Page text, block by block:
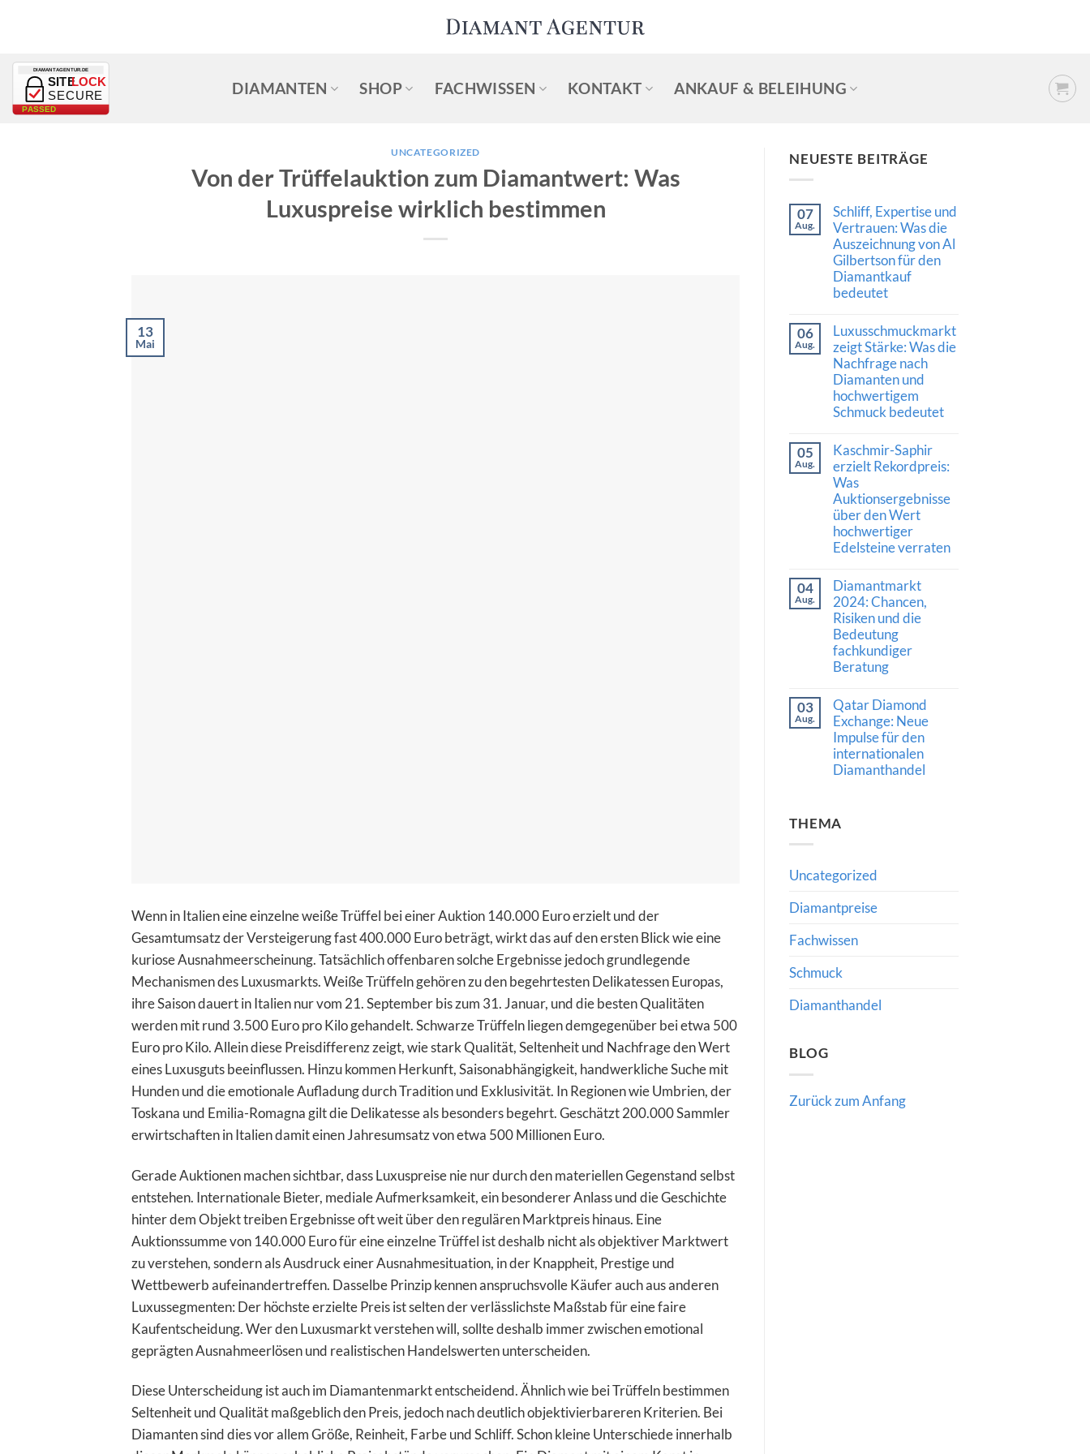
DIAMANTAGENTUR.DE
SITELOCK
SECURE
PASSED
DIAMANTEN SHOP FACHWISSEN KONTAKT ANKAUF & BELEIHUNG
UNCATEGORIZED
Von der Trüffelauktion zum Diamantwert: Was
Luxuspreise wirklich bestimmen
13
Mai
Wenn in Italien eine einzelne weiße Trüffel bei einer Auktion 140.000 Euro erzielt und der
Gesamtumsatz der Versteigerung fast 400.000 Euro beträgt, wirkt das auf den ersten Blick wie eine
kuriose Ausnahmeerscheinung. Tatsächlich offenbaren solche Ergebnisse jedoch grundlegende
Mechanismen des Luxusmarkts. Weiße Trüffeln gehören zu den begehrtesten Delikatessen Europas,
ihre Saison dauert in Italien nur vom 21. September bis zum 31. Januar, und die besten Qualitäten
werden mit rund 3.500 Euro pro Kilo gehandelt. Schwarze Trüffeln liegen demgegenüber bei etwa 500
Euro pro Kilo. Allein diese Preisdifferenz zeigt, wie stark Qualität, Seltenheit und Nachfrage den Wert
eines Luxusguts beeinflussen. Hinzu kommen Herkunft, Saisonabhängigkeit, handwerkliche Suche mit
Hunden und die emotionale Aufladung durch Tradition und Exklusivität. In Regionen wie Umbrien, der
Toskana und Emilia-Romagna gilt die Delikatesse als besonders begehrt. Geschätzt 200.000 Sammler
erwirtschaften in Italien damit einen Jahresumsatz von etwa 500 Millionen Euro.
Gerade Auktionen machen sichtbar, dass Luxuspreise nie nur durch den materiellen Gegenstand selbst
entstehen. Internationale Bieter, mediale Aufmerksamkeit, ein besonderer Anlass und die Geschichte
hinter dem Objekt treiben Ergebnisse oft weit über den regulären Marktpreis hinaus. Eine
Auktionssumme von 140.000 Euro für eine einzelne Trüffel ist deshalb nicht als objektiver Marktwert
zu verstehen, sondern als Ausdruck einer Ausnahmesituation, in der Knappheit, Prestige und
Wettbewerb aufeinandertreffen. Dasselbe Prinzip kennen anspruchsvolle Käufer auch aus anderen
Luxussegmenten: Der höchste erzielte Preis ist selten der verlässlichste Maßstab für eine faire
Kaufentscheidung. Wer den Luxusmarkt verstehen will, sollte deshalb immer zwischen emotional
geprägten Ausnahmeerlösen und realistischen Handelswerten unterscheiden.
Diese Unterscheidung ist auch im Diamantenmarkt entscheidend. Ähnlich wie bei Trüffeln bestimmen
Seltenheit und Qualität maßgeblich den Preis, jedoch nach deutlich objektivierbareren Kriterien. Bei
Diamanten sind dies vor allem Größe, Reinheit, Farbe und Schliff. Schon kleine Unterschiede innerhalb
NEUESTE BEITRÄGE
07
Aug.
Schliff, Expertise und
Vertrauen: Was die
Auszeichnung von Al
Gilbertson für den
Diamantkauf
bedeutet
zu
Schliff,
Expertise
und
Vertrauen:
Was
die
Auszeichnung
Gilbertson
für
den
Diamantkauf
bedeutet
06
Aug.
Luxusschmuckmarkt
zeigt Stärke: Was die
Nachfrage nach
Diamanten und
hochwertigem
Schmuck bedeutet
zu
Luxusschmuckmarkt
zeigt
Stärke:
Was
die
Nachfrage
nach
Diamanten
und
bedeutet
05
Aug.
Kaschmir-Saphir
erzielt Rekordpreis:
Was
Auktionsergebnisse
über den Wert
hochwertiger
Edelsteine verraten
zu
Kaschmir-
Saphir
erzielt
Rekordpreis:
Was
Auktionsergebnisse
über
hochwertiger
Edelsteine
verraten
04
Aug.
Diamantmarkt
2024: Chancen,
Risiken und die
Bedeutung
fachkundiger
Beratung
zu
Diamantmarkt
2024:
Chancen,
Risiken
und
die
03
Aug.
Qatar Diamond
Exchange: Neue
Impulse für den
internationalen
Diamanthandel
Qatar
Diamond
für
internationalen
Diamanthandel
THEMA
Uncategorized
Diamantpreise
Fachwissen
Schmuck
Diamanthandel
BLOG
Zurück zum Anfang